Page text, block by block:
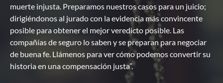
muerte injusta. Preparamos nuestros casos para un juicio;
dirigiéndonos al jurado con la evidencia más convincente
posible para obtener el mejor veredicto posible. Las
compañías de seguro lo saben y se preparan para negociar
de buena fe. Llámenos para ver cómo podemos convertir su
historia en una compensación justa”.